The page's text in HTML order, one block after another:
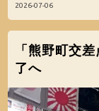
2026-07-06
「熊野町交
了へ